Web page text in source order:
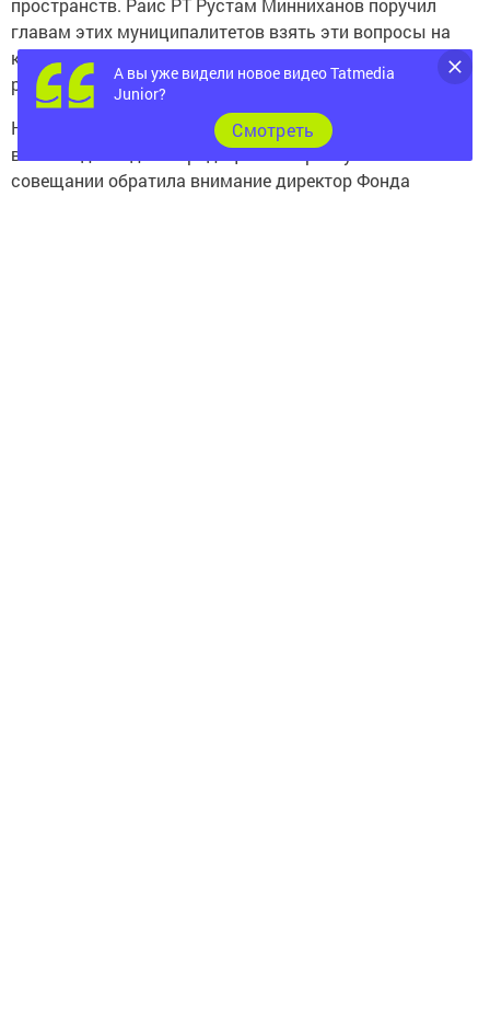
пространств. Раис РТ Рустам Минниханов поручил
главам этих муниципалитетов взять эти вопросы на
контроль, сообщает пресс-служба руководителя
республики.
На качество эксплуатации общественных пространств
в своем докладе на традиционном республиканском
совещании обратила внимание директор Фонда
А вы уже видели новое видео Tatmedia
Junior?
Cмотреть